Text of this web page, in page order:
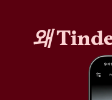
왜